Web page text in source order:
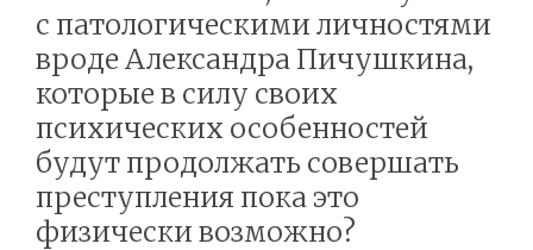
с патологическими личностями
вроде Александра Пичушкина,
которые в силу своих
психических особенностей
будут продолжать совершать
преступления пока это
физически возможно?